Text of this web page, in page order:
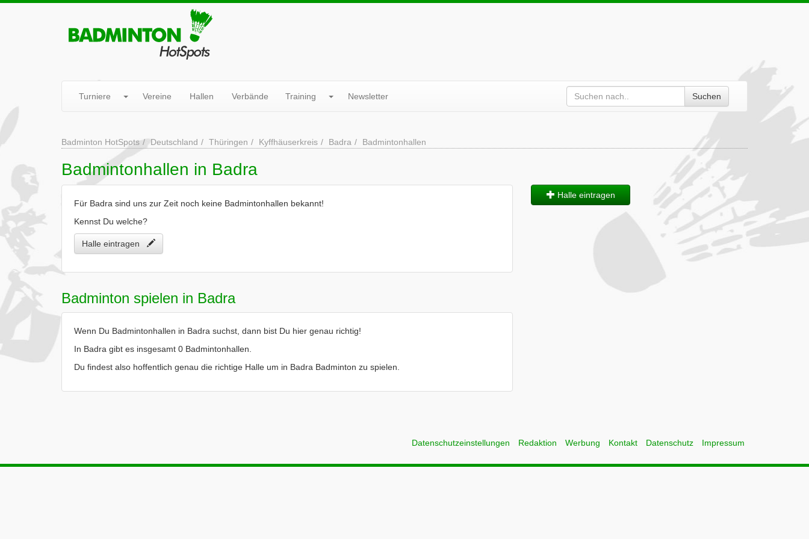
Turniere Vereine Hallen Verbände Training Newsletter Suchen
Badminton HotSpots Deutschland Thüringen Kyffhäuserkreis Badra Badmintonhallen
Badmintonhallen in Badra
Für Badra sind uns zur Zeit noch keine Badmintonhallen bekannt!
Kennst Du welche?
Halle eintragen
Badminton spielen in Badra
Wenn Du Badmintonhallen in Badra suchst, dann bist Du hier genau richtig!
In Badra gibt es insgesamt 0 Badmintonhallen.
Du findest also hoffentlich genau die richtige Halle um in Badra Badminton zu spielen.
Halle eintragen
Datenschutzeinstellungen Redaktion Werbung Kontakt Datenschutz Impressum